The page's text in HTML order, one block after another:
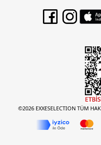
©2026 EXXESELECTION TÜM